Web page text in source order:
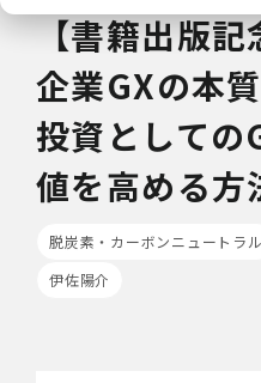
【書籍出版記
企業GXの本
投資としての
値を高める方
脱炭素・カーボンニュートラル
伊佐陽介